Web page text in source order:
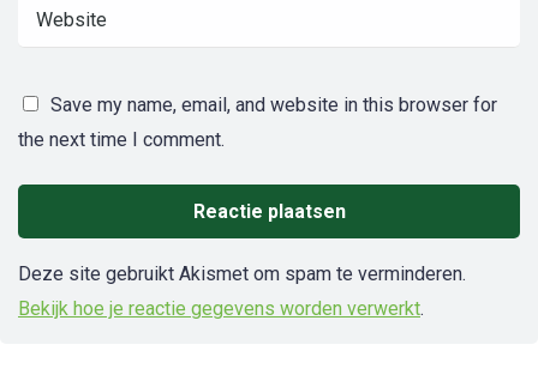
Save my name, email, and website in this browser for
the next time I comment.
Deze site gebruikt Akismet om spam te verminderen.
Bekijk hoe je reactie gegevens worden verwerkt.